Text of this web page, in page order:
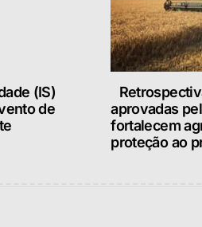
(IS)
de
aprovadas
fortalecem
proteção ao